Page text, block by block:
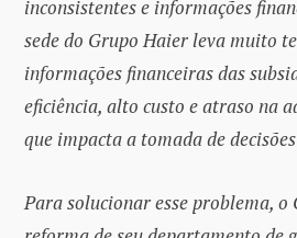
inconsistentes e informações
sede do Grupo Haier leva muito
informações financeiras das
eficiência, alto custo e atraso na
que impacta a tomada de
Para solucionar esse problema,